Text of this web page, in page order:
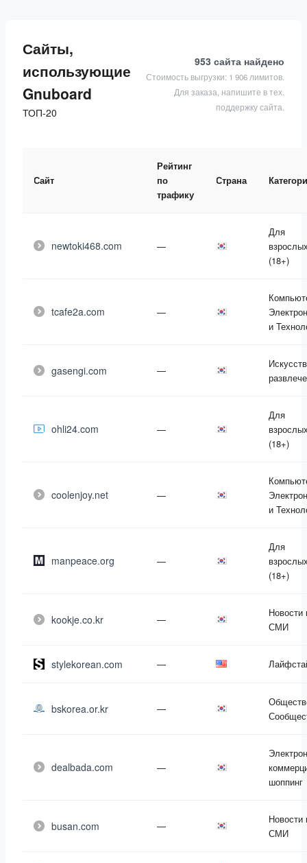
Сайты,
использующие
Gnuboard
ТОП-20
953 сайта найдено
Стоимость выгрузки: 1 906 лимитов.
Для заказа, напишите в тех.
поддержку сайта.
Сайт
Рейтинг
по
трафику
Страна
newtoki468.com —
Для
(18+)
tcafe2a.com —
и
gasengi.com —
ohli24.com —
Для
(18+)
coolenjoy.net —
и
manpeace.org —
Для
(18+)
kookje.co.kr —
Новости
СМИ
stylekorean.com —
bskorea.or.kr —
dealbada.com —
шоппинг
busan.com —
Новости
СМИ